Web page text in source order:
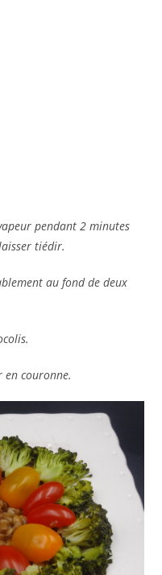
pendant 2 minutes
tiédir.
au fond de deux
en couronne.